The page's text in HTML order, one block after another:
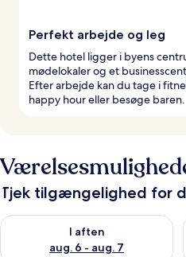
Perfekt arbejde og leg
Dette hotel ligger i byens
mødelokaler og et
Efter arbejde kan du tage i
happy hour eller besøge baren.
Tjek tilgængelighed for
I aften
aug. 6 - aug. 7
Tjek tilgængelighed for i aften